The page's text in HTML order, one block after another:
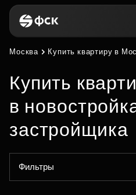
Москва Купить квартиру в
Купить
в
застройщика
Фильтры